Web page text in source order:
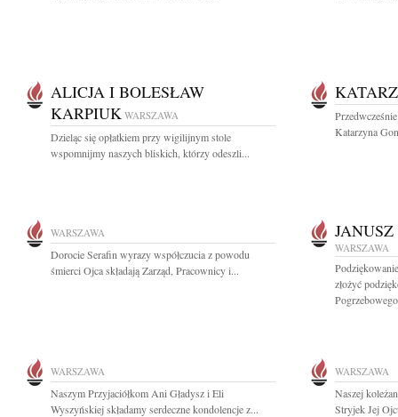
ALICJA I BOLESŁAW
KARPIUK WARSZAWA
Dzieląc się opłatkiem przy wigilijnym stole
wspomnijmy naszych bliskich, którzy odeszli...
Katarzyna
WARSZAWA
Dorocie Serafin wyrazy współczucia z powodu
śmierci Ojca składają Zarząd, Pracownicy i...
WARSZAWA
złożyć
WARSZAWA
Naszym Przyjaciółkom Ani Gładysz i Eli
Wyszyńskiej składamy serdeczne kondolencje z...
WARSZAWA
Naszej
Stryjek Jej